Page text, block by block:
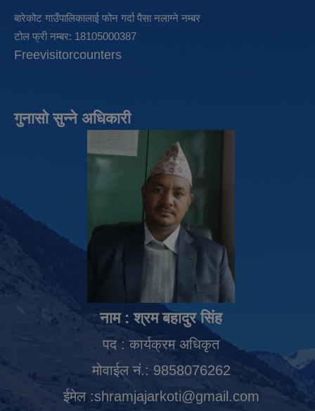
बारेकोट गाउँपालिकालाई फोन गर्दा पैसा नलाग्ने नम्बर
टोल फ्री नम्बर: 18105000387
Freevisitorcounters
गुनासो सुन्ने अधिकारी
नाम : श्रम बहादुर सिंह
पद : कार्यक्रम अधिकृत
मोवाईल नं.: 9858076262
ईमेल :shramjajarkoti@gmail.com